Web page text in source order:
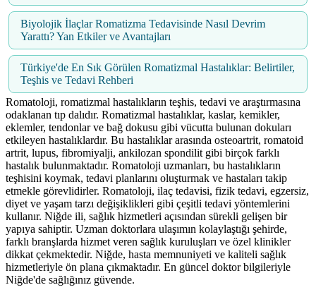
Biyolojik İlaçlar Romatizma Tedavisinde Nasıl Devrim
Yarattı? Yan Etkiler ve Avantajları
Türkiye'de En Sık Görülen Romatizmal Hastalıklar: Belirtiler,
Teşhis ve Tedavi Rehberi
Romatoloji, romatizmal hastalıkların teşhis, tedavi ve araştırmasına
odaklanan tıp dalıdır. Romatizmal hastalıklar, kaslar, kemikler,
eklemler, tendonlar ve bağ dokusu gibi vücutta bulunan dokuları
etkileyen hastalıklardır. Bu hastalıklar arasında osteoartrit, romatoid
artrit, lupus, fibromiyalji, ankilozan spondilit gibi birçok farklı
hastalık bulunmaktadır. Romatoloji uzmanları, bu hastalıkların
teşhisini koymak, tedavi planlarını oluşturmak ve hastaları takip
etmekle görevlidirler. Romatoloji, ilaç tedavisi, fizik tedavi, egzersiz,
diyet ve yaşam tarzı değişiklikleri gibi çeşitli tedavi yöntemlerini
kullanır. Niğde ili, sağlık hizmetleri açısından sürekli gelişen bir
yapıya sahiptir. Uzman doktorlara ulaşımın kolaylaştığı şehirde,
farklı branşlarda hizmet veren sağlık kuruluşları ve özel klinikler
dikkat çekmektedir. Niğde, hasta memnuniyeti ve kaliteli sağlık
hizmetleriyle ön plana çıkmaktadır. En güncel doktor bilgileriyle
Niğde'de sağlığınız güvende.